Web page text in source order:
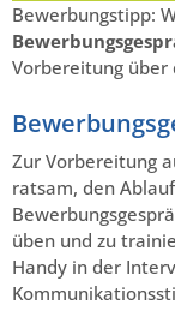
Bewerbungstipp:
Vorbereitung über
Zur Vorbereitung
ratsam, den
üben und zu
Handy in der